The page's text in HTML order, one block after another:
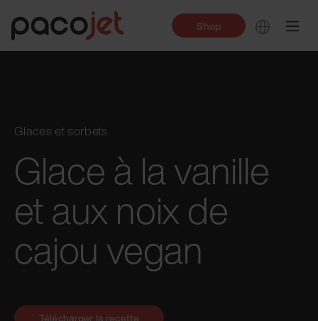
Shop
Glaces et sorbets
Glace à la vanille
et aux noix de
cajou vegan
Télécharger la recette